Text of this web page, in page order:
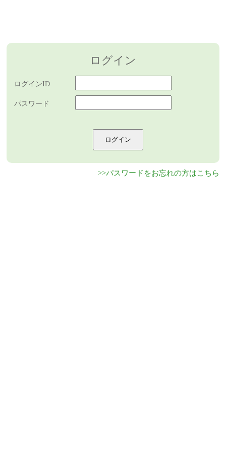
ログイン
ログインID
パスワード
>>パスワードをお忘れの方はこちら